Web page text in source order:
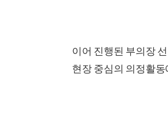
이어 진행된 부의장
현장 중심의 의정활